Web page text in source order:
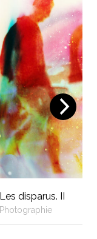
Les disparus. II
Photographie